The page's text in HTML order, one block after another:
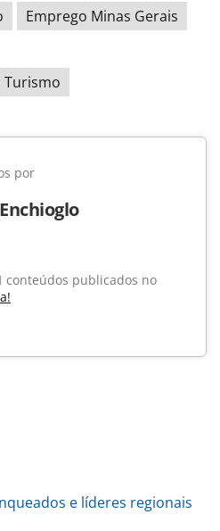
Emprego Minas Gerais
Turismo
por
conteúdos publicados no
e líderes regionais